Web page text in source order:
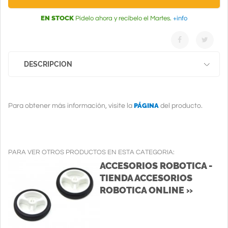
EN STOCK Pídelo ahora y recíbelo el Martes. +info
DESCRIPCION
Para obtener más información, visite la PÁGINA del producto.
PARA VER OTROS PRODUCTOS EN ESTA CATEGORIA:
ACCESORIOS ROBOTICA -
TIENDA ACCESORIOS
ROBOTICA ONLINE »